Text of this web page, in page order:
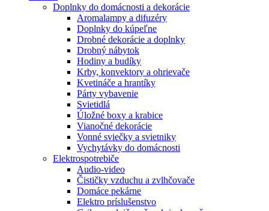
Doplnky do domácnosti a dekorácie
Aromalampy a difuzéry
Doplnky do kúpeľne
Drobné dekorácie a doplnky
Drobný nábytok
Hodiny a budíky
Krby, konvektory a ohrievače
Kvetináče a hrantíky
Párty vybavenie
Svietidlá
Úložné boxy a krabice
Vianočné dekorácie
Vonné sviečky a svietniky
Vychytávky do domácnosti
Elektrospotrebiče
Audio-video
Čističky vzduchu a zvlhčovače
Domáce pekárne
Elektro príslušenstvo